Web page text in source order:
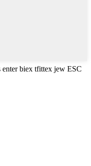
enter biex tfittex jew ESC